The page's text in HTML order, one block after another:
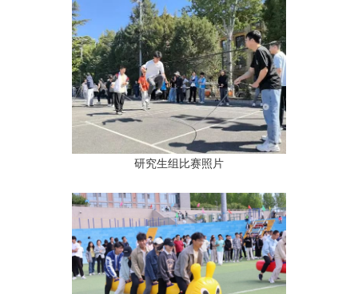
研究生组比赛照片